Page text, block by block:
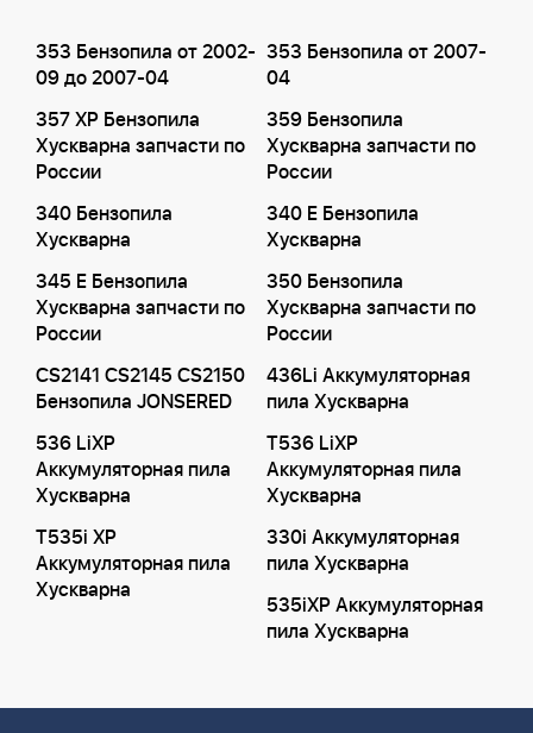
353 Бензопила от 2002-
09 до 2007-04
353 Бензопила от 2007-
04
357 XP Бензопила
Хускварна запчасти по
России
359 Бензопила
Хускварна запчасти по
России
340 Бензопила
Хускварна
340 E Бензопила
Хускварна
345 E Бензопила
Хускварна запчасти по
России
350 Бензопила
Хускварна запчасти по
России
CS2141 CS2145 CS2150
Бензопила JONSERED
436Li Аккумуляторная
пила Хускварна
536 LiXP
Аккумуляторная пила
Хускварна
T536 LiXP
Аккумуляторная пила
Хускварна
T535i XP
Аккумуляторная пила
Хускварна
330i Аккумуляторная
пила Хускварна
535iXP Аккумуляторная
пила Хускварна